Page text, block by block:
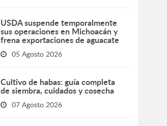
USDA suspende temporalmente
sus operaciones en Michoacán y
frena exportaciones de aguacate
05 Agosto 2026
Cultivo de habas: guía completa
de siembra, cuidados y cosecha
07 Agosto 2026